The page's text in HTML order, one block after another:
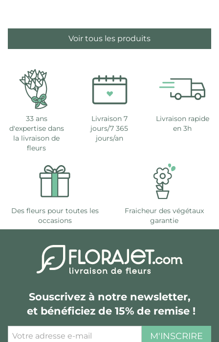
Voir tous les produits
33 ans
d'expertise dans
la livraison de
fleurs
Livraison 7
jours/7 365
jours/an
Livraison rapide
en 3h
Des fleurs pour toutes les
occasions
Fraicheur des végétaux
garantie
Souscrivez à notre newsletter,
et bénéficiez de 15% de remise !
M'INSCRIRE